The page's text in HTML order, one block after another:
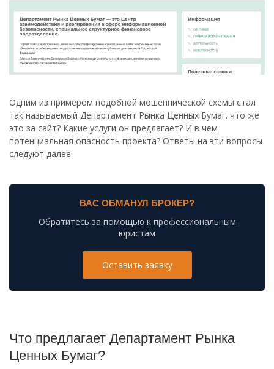
Одним из примером подобной мошеннической схемы стал
так называемый Департамент Рынка Ценных Бумаг. что же
это за сайт? Какие услуги он предлагает? И в чем
потенциальная опасность проекта? Ответы на эти вопросы
следуют далее.
ВАС ОБМАНУЛ БРОКЕР?
Обратитесь за помощью к профессиональным
юристам
Оставить заявку
Что предлагает Департамент Рынка
Ценных Бумаг?